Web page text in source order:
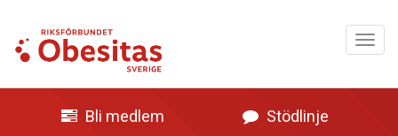
Bli medlem
Stödlinje